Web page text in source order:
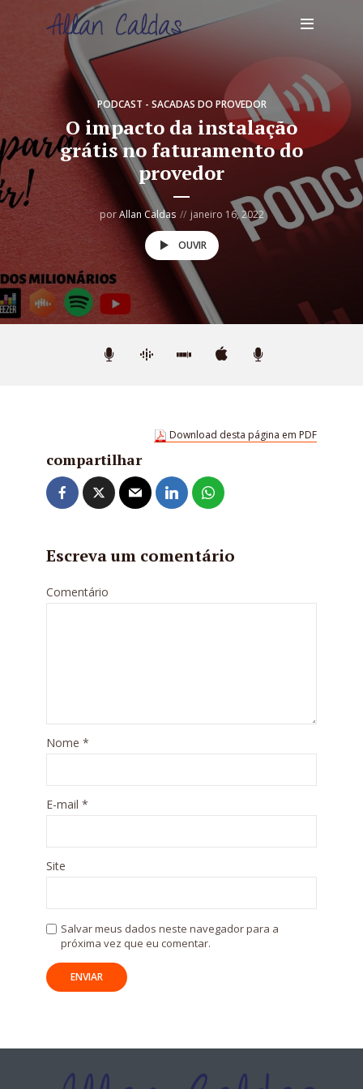
PODCAST - SACADAS DO PROVEDOR
O impacto da instalação
grátis no faturamento do
provedor
porAllan Caldas janeiro 16, 2022
OUVIR
Download desta página em PDF
compartilhar
Escreva um comentário
Comentário
Nome *
E-mail *
Site
Salvar meus dados neste navegador para a
próxima vez que eu comentar.